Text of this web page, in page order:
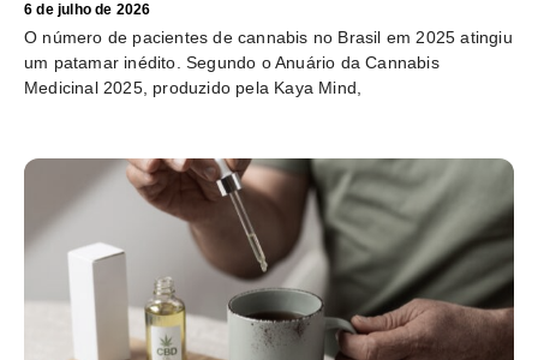
6 de julho de 2026
O número de pacientes de cannabis no Brasil em 2025 atingiu
um patamar inédito. Segundo o Anuário da Cannabis
Medicinal 2025, produzido pela Kaya Mind,